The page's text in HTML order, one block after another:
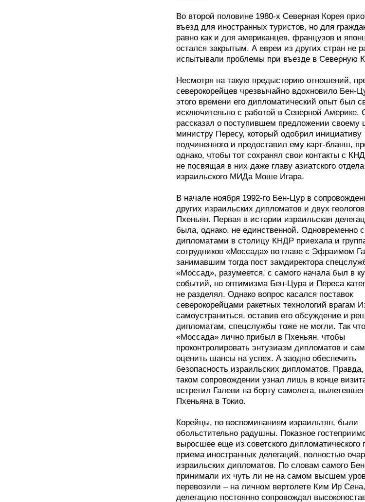
Во второй половине 1980-х Северная Корея
въезд для иностранных туристов, но для
равно как и для американцев, французов и
остался закрытым. А евреи из других стран не
испытывали проблемы при въезде в Северную
Несмотря на такую предысторию отношений,
северокорейцев чрезвычайно вдохновило Бен-
этого времени его дипломатический опыт был
исключительно с работой в Северной Америке.
рассказал о поступившем предложении своему
министру Пересу, который одобрил инициативу
подчиненного и предоставил ему карт-бланш,
однако, чтобы тот сохранял свои контакты с
не посвящая в них даже главу азиатского отдела
израильского МИДа Моше Игара.
В начале ноября 1992-го Бен-Цур в
других израильских дипломатов и двух
Пхеньян. Первая в истории израильская
была, однако, не единственной. Одновременно с
дипломатами в столицу КНДР приехала и
сотрудников «Моссада» во главе с Эфраимом
занимавшим тогда пост замдиректора
«Моссад», разумеется, с самого начала был в
событий, но оптимизма Бен-Цура и Переса
не разделял. Однако вопрос касался поставок
северокорейцами ракетных технологий врагам
самоустраниться, оставив его обсуждение и
дипломатам, спецслужбы тоже не могли. Так
«Моссада» лично прибыл в Пхеньян, чтобы
проконтролировать энтузиазм дипломатов и
оценить шансы на успех. А заодно обеспечить
безопасность израильских дипломатов.
таком сопровождении узнал лишь в конце
встретил Галеви на борту самолета,
Пхеньяна в Токио.
Корейцы, по воспоминаниям израильтян, были
обольстительно радушны. Показное
выросшее еще из советского дипломатического
приема иностранных делегаций, полностью
израильских дипломатов. По словам самого
принимали их чуть ли не на самом высшем
перевозили – на личном вертолете Ким Ир
делегацию постоянно сопровождал